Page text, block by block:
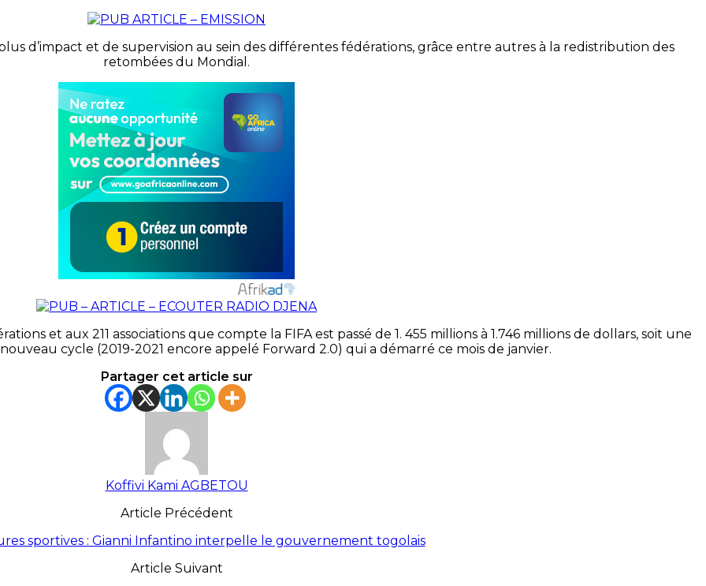
d’impact et de supervision au sein des différentes fédérations, grâce entre autres à la redistribution des
retombées du Mondial.
et aux 211 associations que compte la FIFA est passé de 1. 455 millions à 1.746 millions de dollars, soit une
cycle (2019-2021 encore appelé Forward 2.0) qui a démarré ce mois de janvier.
Partager cet article sur
Koffivi Kami AGBETOU
Article Précédent
sportives : Gianni Infantino interpelle le gouvernement togolais
Article Suivant